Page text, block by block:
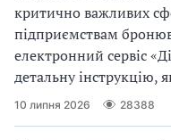
критично важливих
підприємствам
електронний сервіс
детальну інструкцію,
10 липня 2026 28388